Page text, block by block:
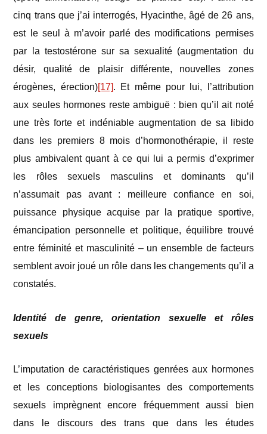
cinq trans que j’ai interrogés, Hyacinthe, âgé de 26 ans,
est le seul à m’avoir parlé des modifications permises
par la testostérone sur sa sexualité (augmentation du
désir, qualité de plaisir différente, nouvelles zones
érogènes, érection)[17]. Et même pour lui, l’attribution
aux seules hormones reste ambiguë : bien qu’il ait noté
une très forte et indéniable augmentation de sa libido
dans les premiers 8 mois d’hormonothérapie, il reste
plus ambivalent quant à ce qui lui a permis d’exprimer
les rôles sexuels masculins et dominants qu’il
n’assumait pas avant : meilleure confiance en soi,
puissance physique acquise par la pratique sportive,
émancipation personnelle et politique, équilibre trouvé
entre féminité et masculinité – un ensemble de facteurs
semblent avoir joué un rôle dans les changements qu’il a
constatés.
Identité de genre, orientation sexuelle et rôles
sexuels
L’imputation de caractéristiques genrées aux hormones
et les conceptions biologisantes des comportements
sexuels imprègnent encore fréquemment aussi bien
dans le discours des trans que dans les études